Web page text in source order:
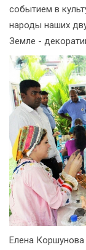
событием в
народы наших
Земле -
Елена Коршунова